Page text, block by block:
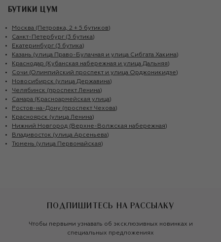
БУТИКИ ЦУМ
Москва (Петровка, 2 + 5 бутиков)
Санкт-Петербург (3 бутика)
Екатеринбург (3 бутика)
Казань (улица Право-Булачная и улица Сибгата Хакима)
Краснодар (Кубанская набережная и улица Дальняя)
Сочи (Олимпийский проспект и улица Орджоникидзе)
Новосибирск (улица Державина)
Челябинск (проспект Ленина)
Самара (Красноармейская улица)
Ростов-на-Дону (проспект Чехова)
Красноярск (улица Ленина)
Нижний Новгород (Верхне-Волжская набережная)
Владивосток (улица Арсеньева)
Тюмень (улица Первомайская)
ПОДПИШИТЕСЬ НА РАССЫЛКУ
Чтобы первыми узнавать об эксклюзивных новинках и
специальных предложениях